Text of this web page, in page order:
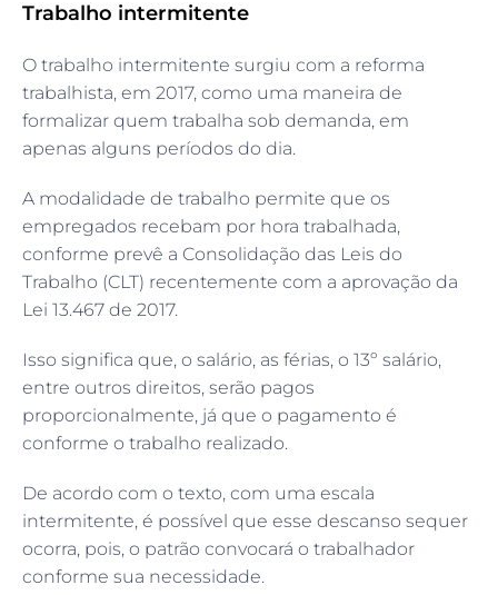
Trabalho intermitente
O trabalho intermitente surgiu com a reforma
trabalhista, em 2017, como uma maneira de
formalizar quem trabalha sob demanda, em
apenas alguns períodos do dia.
A modalidade de trabalho permite que os
empregados recebam por hora trabalhada,
conforme prevê a Consolidação das Leis do
Trabalho (CLT) recentemente com a aprovação da
Lei 13.467 de 2017.
Isso significa que, o salário, as férias, o 13º salário,
entre outros direitos, serão pagos
proporcionalmente, já que o pagamento é
conforme o trabalho realizado.
De acordo com o texto, com uma escala
intermitente, é possível que esse descanso sequer
ocorra, pois, o patrão convocará o trabalhador
conforme sua necessidade.